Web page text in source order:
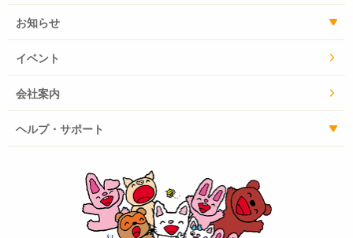
お知らせ
イベント
会社案内
ヘルプ・サポート